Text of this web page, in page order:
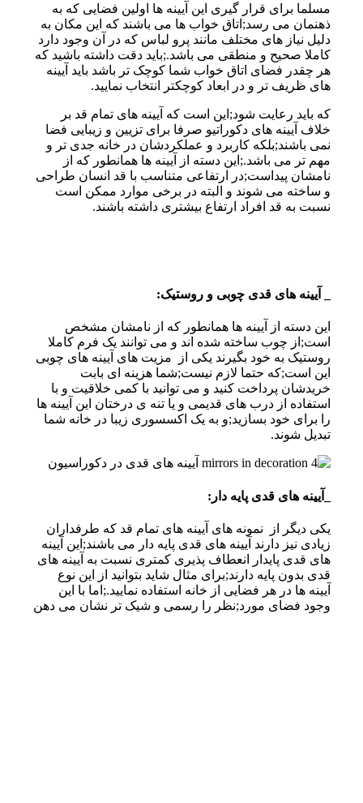
مسلما برای قرار گیری این آیینه ها اولین فضایی که به
ذهنمان می رسد;اتاق خواب ها می باشند که این مکان به
دلیل نیاز های مختلف مانند پرو لباس که در آن وجود دارد
کاملا صحیح و منطقی می باشد.;باید دقت داشته باشید که
هر چقدر فضای اتاق خواب شما کوچک تر باشد باید آیینه
های ظریف تر و در ابعاد کوچکتر انتخاب نمایید.
که باید رعایت شود;این است که آیینه های تمام قد بر
خلاف آیینه های دکوراتیو صرفا برای تزیین و زیبایی فضا
نمی باشند;بلکه کاربرد و عملکردشان در خانه جدی تر و
مهم تر می باشد.;این دسته از آیینه ها همانطور که از
نامشان پیداست;در ارتفاعی متناسب با قد انسان طراحی
و ساخته می شوند و البته در برخی موارد ممکن است
نسبت به قد افراد ارتفاع بیشتری داشته باشند.
_ آیینه های قدی چوبی و روستیک:
این دسته از آیینه ها همانطور که از نامشان مشخص
است;از چوب ساخته شده اند و می توانند یک فرم کاملا
روستیک به خود بگیرند یکی از مزیت های آیینه های چوبی
این است;که حتما لازم نیست;شما هزینه ای بابت
خریدشان پرداخت کنید و می توانید با کمی خلاقیت و با
استفاده از درب های قدیمی و یا تنه ی درختان این آیینه ها
را برای خود بسازید;و به یک اکسسوری زیبا در خانه شما
تبدیل شوند.
_آیینه های قدی پایه دار:
یکی دیگر از نمونه های آیینه های تمام قد که طرفداران
زیادی نیز دارند آیینه های قدی پایه دار می باشند;این آیینه
های قدی پایدار انعطاف پذیری کمتری نسبت به آیینه های
قدی بدون پایه دارند;برای مثال شاید بتوانید از این نوع
آیینه ها در هر فضایی از خانه استفاده نمایید.;اما با این
وجود فضای مورد;نظر را رسمی و شیک تر نشان می دهن